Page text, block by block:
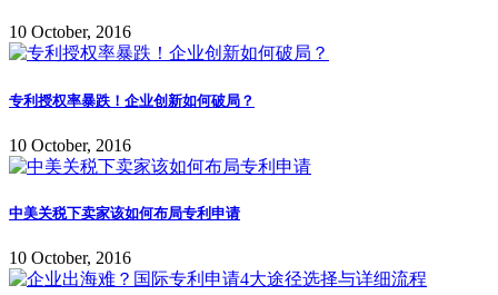
10 October, 2016
专利授权率暴跌！企业创新如何破局？
10 October, 2016
中美关税下卖家该如何布局专利申请
10 October, 2016